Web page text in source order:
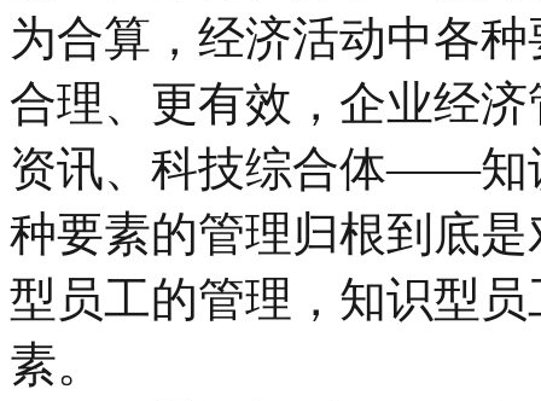
为合算，经济活动中各
合理、更有效，企业经
资讯、科技综合体——知
种要素的管理归根到底
型员工的管理，知识型
素。